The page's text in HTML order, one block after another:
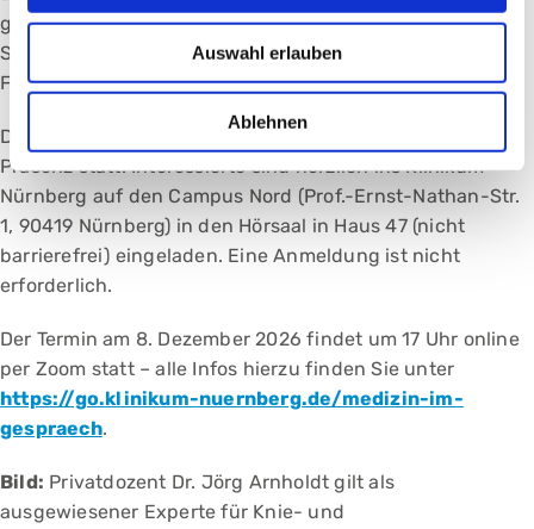
Auswahl erlauben
Ablehnen
gemeinsam mit einem erfahrenen Endoprothetik-
Spezialisten getroffen werden, der alle individuellen
Faktoren berücksichtigt“, sagt PD Dr. Arnholdt.
Der Termin am 22. September 2026 findet um 18 Uhr in
Präsenz statt. Interessierte sind herzlich ins Klinikum
Nürnberg auf den Campus Nord (Prof.-Ernst-Nathan-Str.
1, 90419 Nürnberg) in den Hörsaal in Haus 47 (nicht
barrierefrei) eingeladen. Eine Anmeldung ist nicht
erforderlich.
Der Termin am 8. Dezember 2026 findet um 17 Uhr online
per Zoom statt – alle Infos hierzu finden Sie unter
https://go.klinikum-nuernberg.de/medizin-im-
gespraech.
Bild: Privatdozent Dr. Jörg Arnholdt gilt als
ausgewiesener Experte für Knie- und